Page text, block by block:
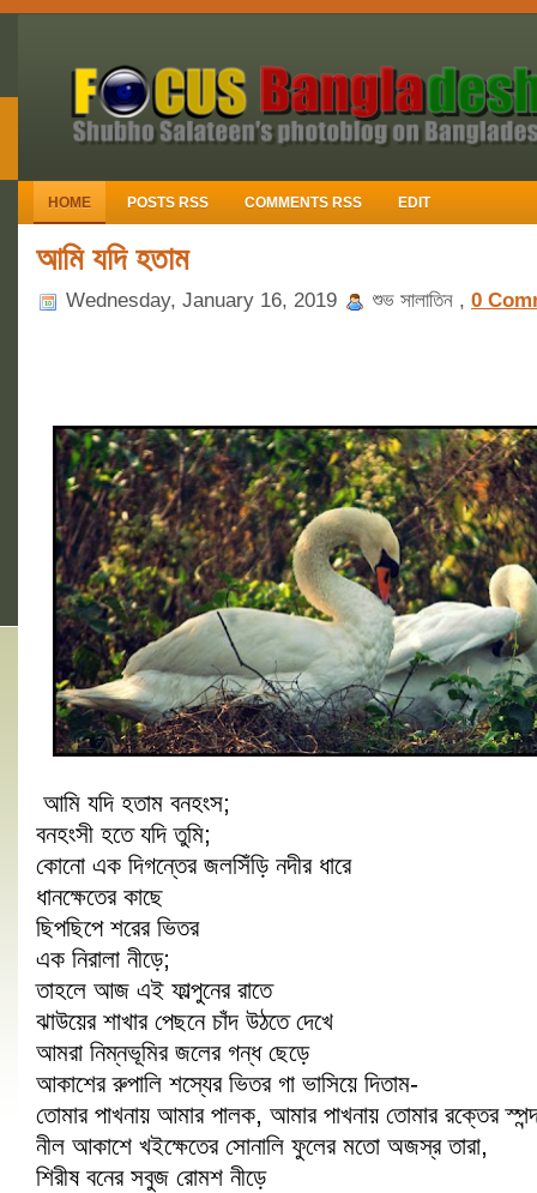
HOME POSTS RSS COMMENTS RSS EDIT
আমি যদি হতাম
Wednesday, January 16, 2019 শুভ সালাতিন , 0
আমি যদি হতাম বনহংস;
বনহংসী হতে যদি তুমি;
কোনো এক দিগন্তের জলসিঁড়ি নদীর ধারে
ধানক্ষেতের কাছে
ছিপছিপে শরের ভিতর
এক নিরালা নীড়ে;
তাহলে আজ এই ফাল্পুনের রাতে
ঝাউয়ের শাখার পেছনে চাঁদ উঠতে দেখে
আমরা নিম্নভূমির জলের গন্ধ ছেড়ে
আকাশের রুপালি শস্যের ভিতর গা ভাসিয়ে দিতাম-
তোমার পাখনায় আমার পালক, আমার পাখনায় তোমার রক্তের
নীল আকাশে খইক্ষেতের সোনালি ফুলের মতো অজস্র তারা,
শিরীষ বনের সবুজ রোমশ নীড়ে